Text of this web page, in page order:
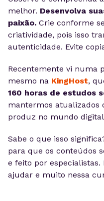
melhor. Desenvolva
paixão. Crie conforme
criatividade, pois isso
autenticidade. Evite
Recentemente vi numa
mesmo na KingHost,
160 horas de estudos
mantermos atualizados
produz no mundo
Sabe o que isso
para que os conteúdos
e feito por especialistas.
ajudar e muito nessa